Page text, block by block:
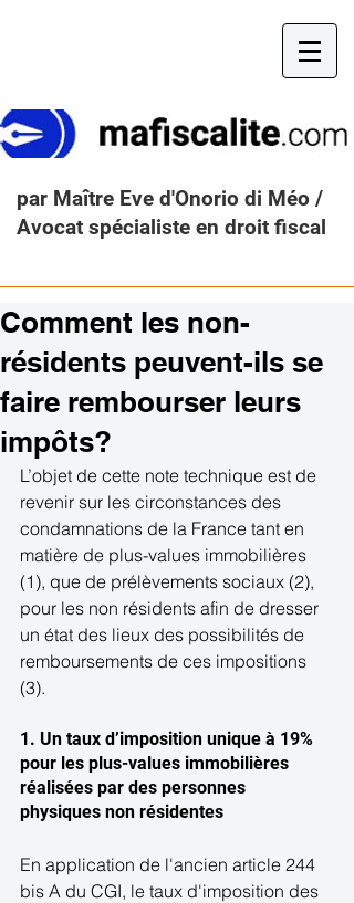
par Maître Eve d'Onorio di Méo /
Avocat spécialiste en droit fiscal
Comment les non-
résidents peuvent-ils se
faire rembourser leurs
impôts?
L’objet de cette note technique est de
revenir sur les circonstances des
condamnations de la France tant en
matière de plus-values immobilières
(1), que de prélèvements sociaux (2),
pour les non résidents afin de dresser
un état des lieux des possibilités de
remboursements de ces impositions
(3).
1. Un taux d’imposition unique à 19%
pour les plus-values immobilières
réalisées par des personnes
physiques non résidentes
En application de l'ancien article 244
bis A du CGI, le taux d'imposition des